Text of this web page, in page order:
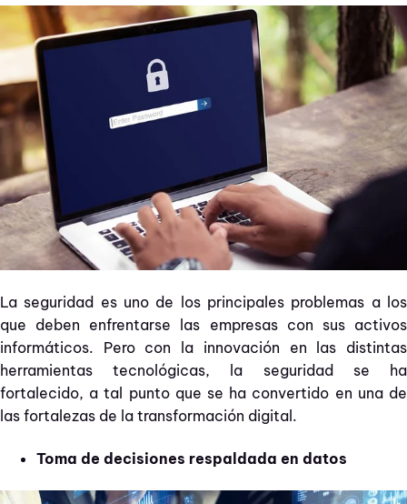
La seguridad es uno de los principales problemas a los
que deben enfrentarse las empresas con sus activos
informáticos. Pero con la innovación en las distintas
herramientas tecnológicas, la seguridad se ha
fortalecido, a tal punto que se ha convertido en una de
las fortalezas de la transformación digital.
Toma de decisiones respaldada en datos